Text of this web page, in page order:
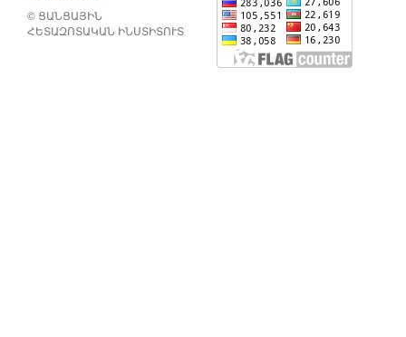
© ՑԱՆՑԱՅԻՆ
ՀԵՏԱԶՈՏԱԿԱՆ ԻՆՍՏԻՏՈՒՏ